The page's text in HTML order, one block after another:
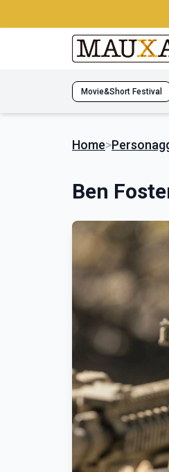
Movie&Short Festival
Home>
Ben